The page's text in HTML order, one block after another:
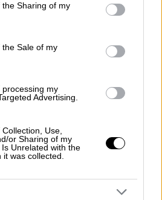
usage behaviour. You may click to
Google and its third-party tags to
purposes in below Google
Sharing of my
Sale of my
my
Advertising.
Use,
or Sharing of my
Unrelated with the
was collected.
τοΕυρωμεσογειακό
για
34 χιλιόμετρα
Οίας, ο οποίος είχε
βάθος 15